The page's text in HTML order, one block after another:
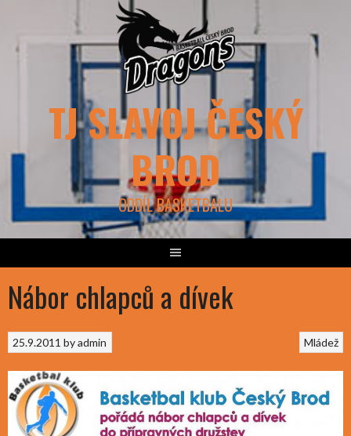
content
TJ SLAVOJ ČESKÝ
BROD
ODDÍL BASKETBALU
Nábor chlapců a dívek
Mládež
25.9.2011 byadmin